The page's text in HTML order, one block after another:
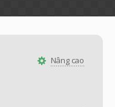
Nâng cao